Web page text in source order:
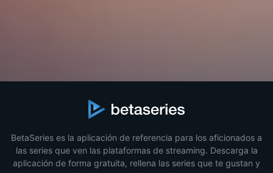
BetaSeries es la aplicación de referencia para los aficionados a
las series que ven las plataformas de streaming. Descarga la
aplicación de forma gratuita, rellena las series que te gustan y